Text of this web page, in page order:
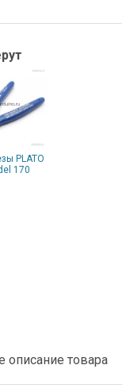
PLATO
170
описание товара